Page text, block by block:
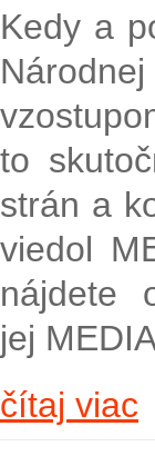
Kedy a
to
strán a
viedol
nájdete
jej
čítaj viac